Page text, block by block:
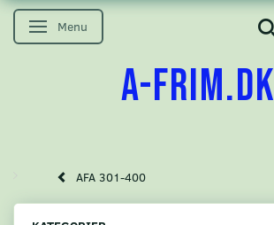
Skifte navigation
Menu
A-FRIM.DK
AFA 301-400